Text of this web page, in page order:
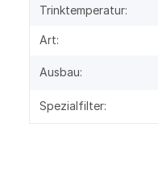
Trinktemperatur:
Art:
Ausbau:
Spezialfilter: